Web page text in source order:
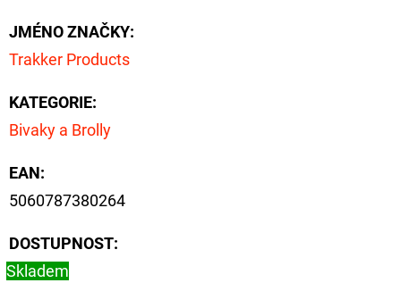
JMÉNO ZNAČKY:
Trakker Products
KATEGORIE:
Bivaky a Brolly
EAN:
5060787380264
DOSTUPNOST:
Skladem